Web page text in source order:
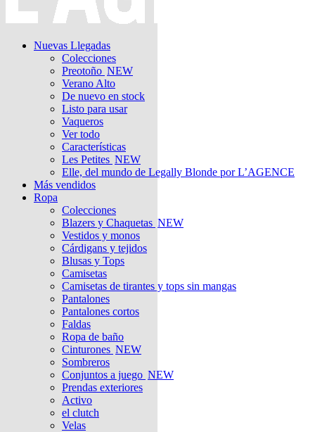
Nuevas Llegadas
Colecciones
Preotoño NEW
Verano Alto
De nuevo en stock
Listo para usar
Vaqueros
Ver todo
Características
Les Petites NEW
Elle, del mundo de Legally Blonde por L’AGENCE
Más vendidos
Ropa
Colecciones
Blazers y Chaquetas NEW
Vestidos y monos
Cárdigans y tejidos
Blusas y Tops
Camisetas
Camisetas de tirantes y tops sin mangas
Pantalones
Pantalones cortos
Faldas
Ropa de baño
Cinturones NEW
Sombreros
Conjuntos a juego NEW
Prendas exteriores
Activo
el clutch
Velas